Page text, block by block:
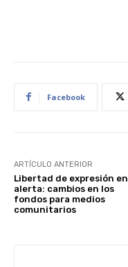
Facebook
ARTÍCULO ANTERIOR
Libertad de expresión en
alerta: cambios en los
fondos para medios
comunitarios